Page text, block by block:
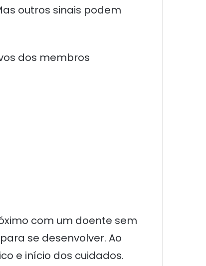
outros sinais podem
dos membros
com um doente sem
se desenvolver. Ao
e início dos cuidados.